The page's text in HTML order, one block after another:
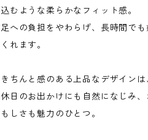
込むような柔らかなフィット感。
足への負担をやわらげ、長時間で
くれます。
きちんと感のある上品なデザイン
休日のお出かけにも自然になじみ
もしさも魅力のひとつ。